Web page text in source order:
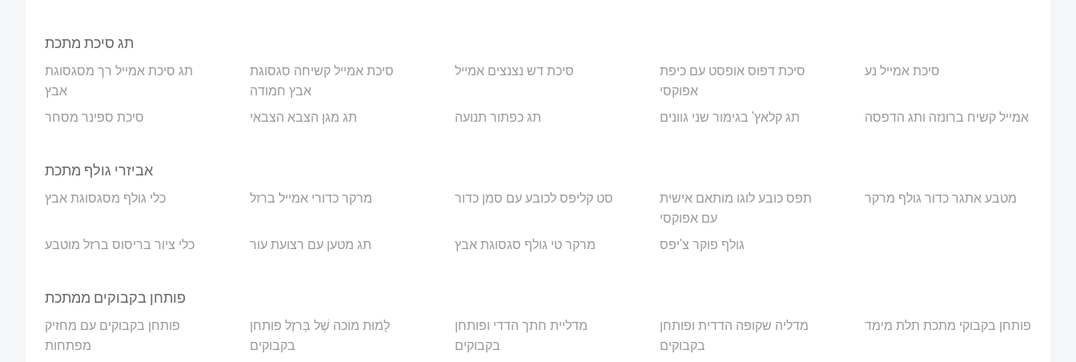
תג סיכת מתכת
תג סיכת אמייל רך מסגסוגת
אבץ
סיכת אמייל קשיחה סגסוגת
אבץ חמודה
סיכת דש נצנצים אמייל
סיכת דפוס אופסט עם כיפת
אפוקסי
סיכת אמייל נע
סיכת ספינר מסחר תג מגן הצבא הצבאי תג כפתור תנועה תג קלאץ' בגימור שני גוונים אמייל קשיח ברונזה ותג הדפסה
אביזרי גולף מתכת
כלי גולף מסגסוגת אבץ מרקר כדורי אמייל ברזל סט קליפס לכובע עם סמן כדור
תפס כובע לוגו מותאם אישית
עם אפוקסי
מטבע אתגר כדור גולף מרקר
כלי ציור בריסוס ברזל מוטבע תג מטען עם רצועת עור מרקר טי גולף סגסוגת אבץ גולף פוקר צ'יפס
פותחן בקבוקים ממתכת
פותחן בקבוקים עם מחזיק
מפתחות
לָמוּת מוכה שֶׁל בַּרזֶל פותחן
בקבוקים
מדליית חתך הדדי ופותחן
בקבוקים
מדליה שקופה הדדית ופותחן
בקבוקים
פותחן בקבוקי מתכת תלת מימד